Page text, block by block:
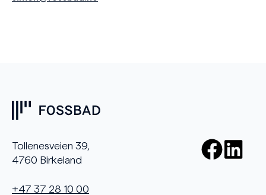
Tollenesveien 39,
4760 Birkeland
+47 37 28 10 00